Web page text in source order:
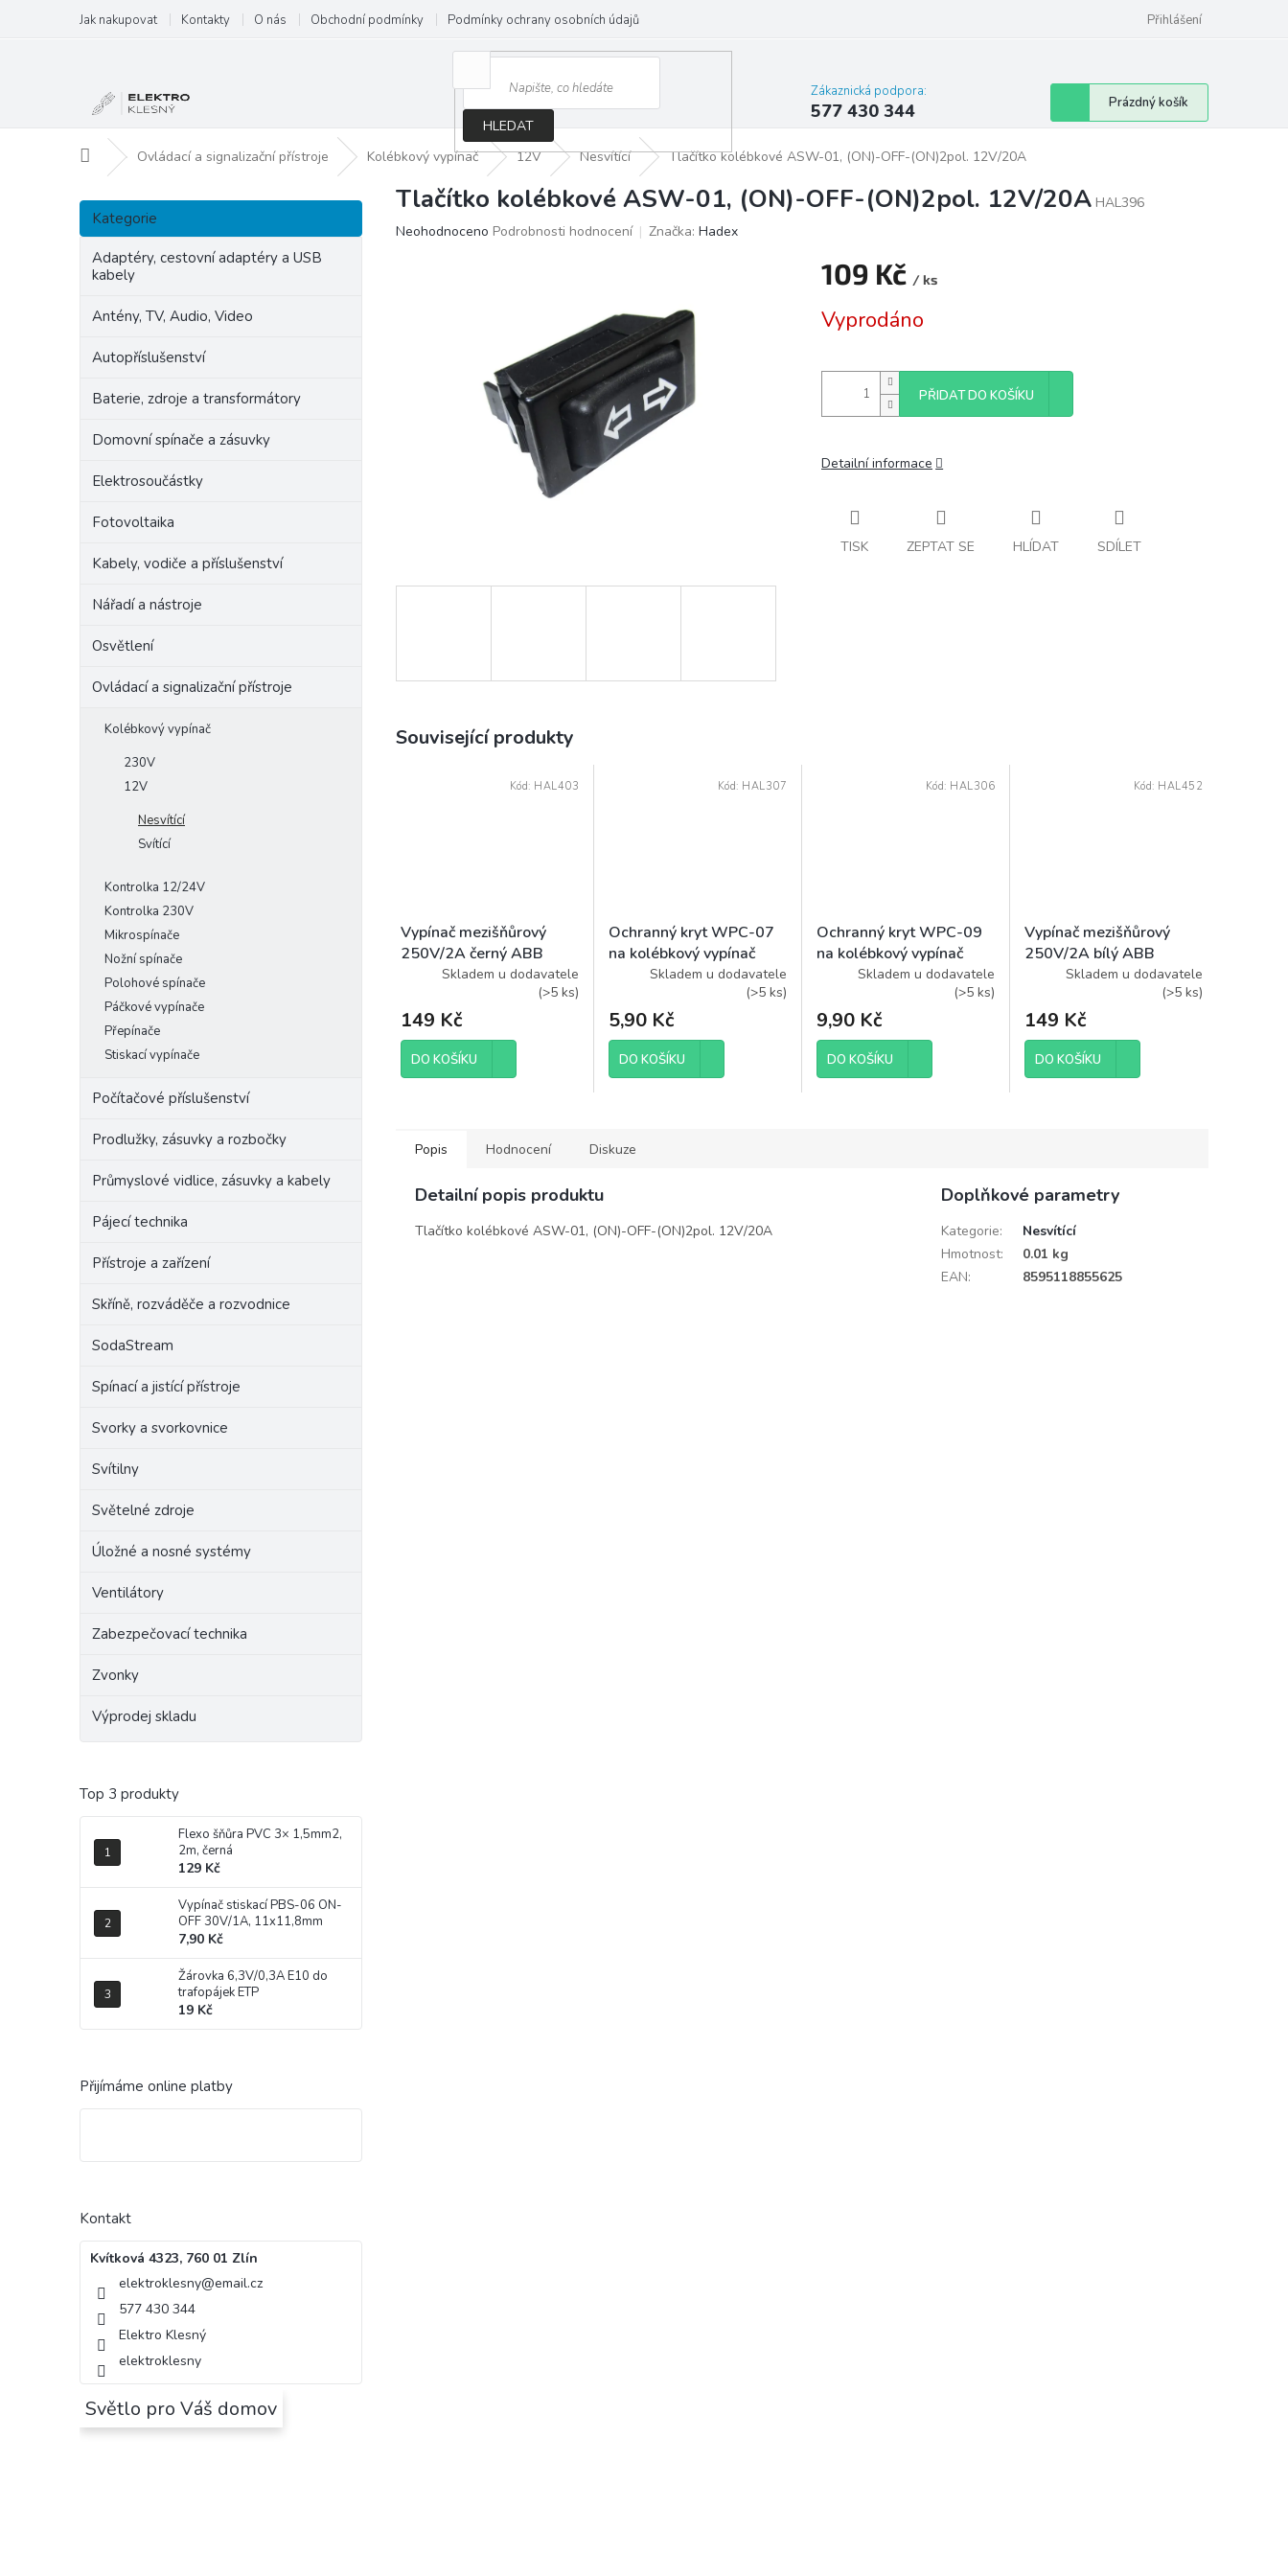
obsah
Jak nakupovat Kontakty O nás Obchodní podmínky Podmínky ochrany osobních údajů Přihlášení
HLEDAT
Zákaznická podpora:
577 430 344
Nákupní
košík
Prázdný košík
Domů Ovládací a signalizační přístroje Kolébkový vypínač 12V Nesvítící Tlačítko kolébkové ASW-01, (ON)-OFF-(ON)2pol. 12V/20A
P
s
Přeskočit
kategorie
Kategorie
Adaptéry, cestovní adaptéry a USB
kabely
Antény, TV, Audio, Video
Autopříslušenství
Baterie, zdroje a transformátory
Domovní spínače a zásuvky
Elektrosoučástky
Fotovoltaika
Kabely, vodiče a příslušenství
Nářadí a nástroje
Osvětlení
Ovládací a signalizační přístroje
Kolébkový vypínač
230V
12V
Nesvítící
Svítící
Kontrolka 12/24V
Kontrolka 230V
Mikrospínače
Nožní spínače
Polohové spínače
Páčkové vypínače
Přepínače
Stiskací vypínače
Počítačové příslušenství
Prodlužky, zásuvky a rozbočky
Průmyslové vidlice, zásuvky a kabely
Pájecí technika
Přístroje a zařízení
Skříně, rozváděče a rozvodnice
SodaStream
Spínací a jistící přístroje
Svorky a svorkovnice
Svítilny
Světelné zdroje
Úložné a nosné systémy
Ventilátory
Zabezpečovací technika
Zvonky
Výprodej skladu
Top 3 produkty
Flexo šňůra PVC 3× 1,5mm2,
2m, černá
129 Kč
Vypínač stiskací PBS-06 ON-
OFF 30V/1A, 11x11,8mm
7,90 Kč
Žárovka 6,3V/0,3A E10 do
trafopájek ETP
19 Kč
Přijímáme online platby
Kontakt
Kvítková 4323, 760 01 Zlín
elektroklesny@email.cz
577 430 344
Elektro Klesný
elektroklesny
Světlo pro Váš domov
Tlačítko kolébkové ASW-01, (ON)-OFF-(ON)2pol. 12V/20A HAL396
Průměrné
Neohodnoceno Podrobnosti hodnocení Značka: Hadex
109 Kč / ks
cena:
Vyprodáno
PŘIDAT DO KOŠÍKU
Detailní informace
TISK ZEPTAT SE HLÍDAT SDÍLET
Související produkty
Vypínač mezišňůrový
250V/2A černý ABB
3251-01910
Skladem u dodavatele
(>5 ks)
149 Kč
DO KOŠÍKU
Kód: HAL403
Ochranný kryt WPC-07
na kolébkový vypínač
Skladem u dodavatele
(>5 ks)
5,90 Kč
DO KOŠÍKU
Kód: HAL307
Ochranný kryt WPC-09
na kolébkový vypínač
Skladem u dodavatele
(>5 ks)
9,90 Kč
DO KOŠÍKU
Kód: HAL306
Vypínač mezišňůrový
250V/2A bílý ABB
3251-01915
Skladem u dodavatele
(>5 ks)
149 Kč
DO KOŠÍKU
Kód: HAL452
Popis Hodnocení Diskuze
Detailní popis produktu
Tlačítko kolébkové ASW-01, (ON)-OFF-(ON)2pol. 12V/20A
Doplňkové parametry
Kategorie:
Nesvítící
Hmotnost:
0.01 kg
EAN: 8595118855625